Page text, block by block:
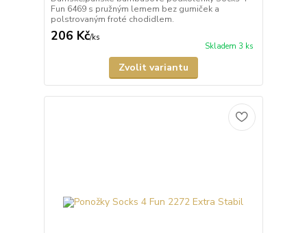
Fun 6469 s pružným lemem bez gumiček a
polstrovaným froté chodidlem.
206 Kč/ks
Skladem 3 ks
Zvolit variantu